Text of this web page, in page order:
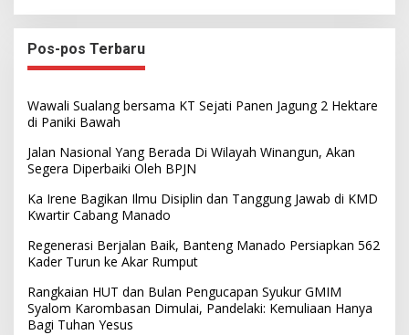
Pos-pos Terbaru
Wawali Sualang bersama KT Sejati Panen Jagung 2 Hektare
di Paniki Bawah
Jalan Nasional Yang Berada Di Wilayah Winangun, Akan
Segera Diperbaiki Oleh BPJN
Ka Irene Bagikan Ilmu Disiplin dan Tanggung Jawab di KMD
Kwartir Cabang Manado
Regenerasi Berjalan Baik, Banteng Manado Persiapkan 562
Kader Turun ke Akar Rumput
Rangkaian HUT dan Bulan Pengucapan Syukur GMIM
Syalom Karombasan Dimulai, Pandelaki: Kemuliaan Hanya
Bagi Tuhan Yesus